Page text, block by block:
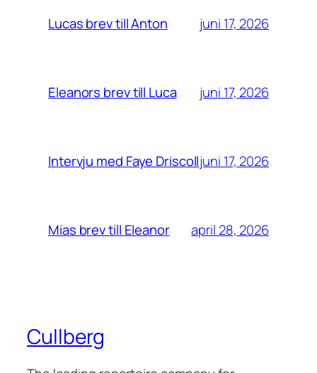
Lucas brev till Anton juni 17, 2026
Eleanors brev till Luca juni 17, 2026
Intervju med Faye Driscolljuni 17, 2026
Mias brev till Eleanor april 28, 2026
Cullberg